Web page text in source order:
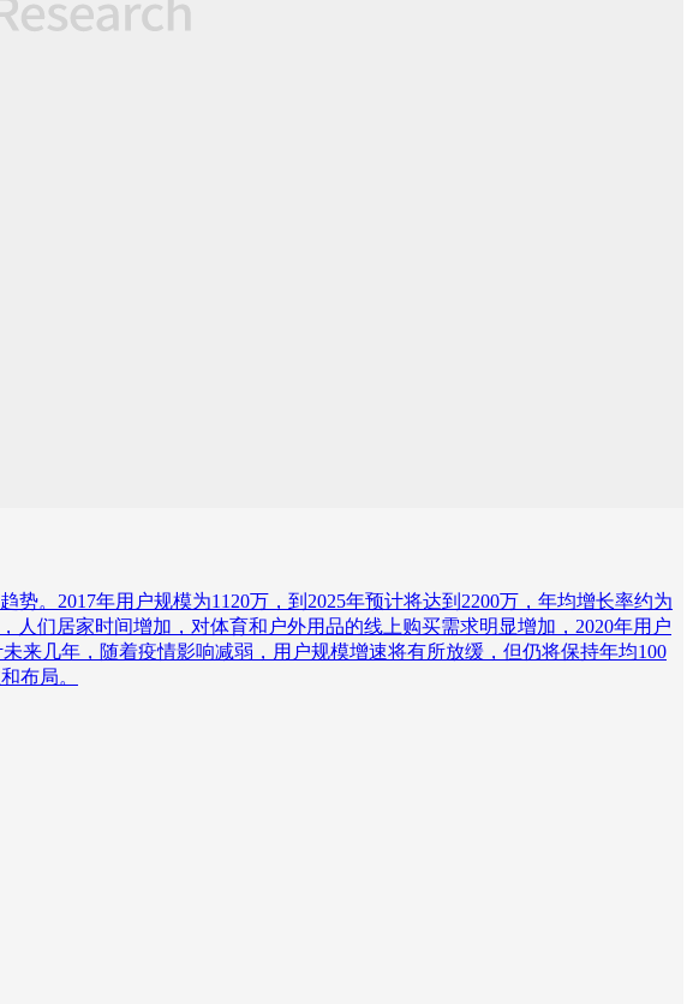
。2017年用户规模为1120万，到2025年预计将达到2200万，年均增长率约为
人们居家时间增加，对体育和户外用品的线上购买需求明显增加，2020年用户
来几年，随着疫情影响减弱，用户规模增速将有所放缓，但仍将保持年均100
布局。